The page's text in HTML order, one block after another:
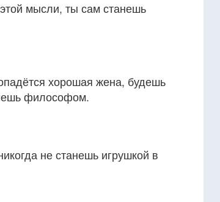
мысли, ты сам станешь
хорошая жена, будешь
философом.
не станешь игрушкой в